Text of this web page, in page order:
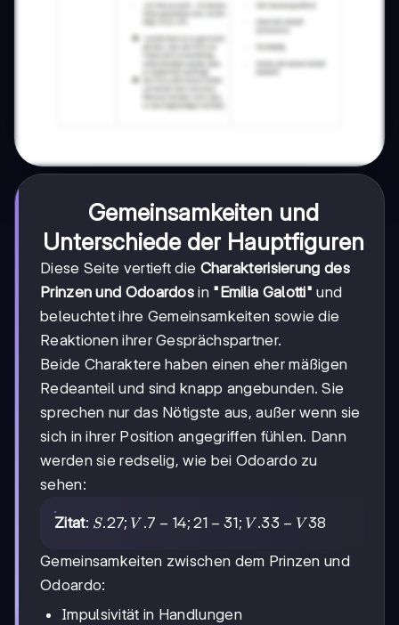
Gemeinsamkeiten und
Unterschiede der Hauptfiguren
Diese Seite vertieft die Charakterisierung des
Prinzen und Odoardos in "Emilia Galotti" und
beleuchtet ihre Gemeinsamkeiten sowie die
Reaktionen ihrer Gesprächspartner.
Beide Charaktere haben einen eher mäßigen
Redeanteil und sind knapp angebunden. Sie
sprechen nur das Nötigste aus, außer wenn sie
sich in ihrer Position angegriffen fühlen. Dann
werden sie redselig, wie bei Odoardo zu
sehen:
Zitat: S.27;
-14;
31;
V.33
S.27; V .7 − 14; 21 − 31; V .33 − V 38
Gemeinsamkeiten zwischen dem Prinzen und
Odoardo:
Impulsivität in Handlungen